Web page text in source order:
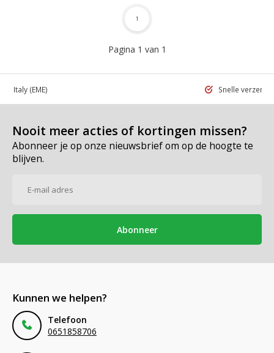
Pagina 1 van 1
1
in Italy (EME) Snelle
Nooit meer acties of kortingen missen?
Abonneer je op onze nieuwsbrief om op de hoogte te
blijven.
Abonneer
Kunnen we helpen?
Telefoon
0651858706